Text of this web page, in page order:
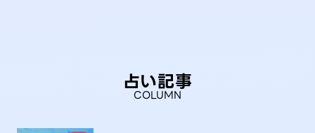
占い記事
COLUMN